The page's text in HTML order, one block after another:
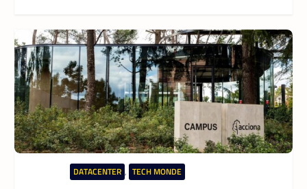
DATACENTER , TECH MONDE